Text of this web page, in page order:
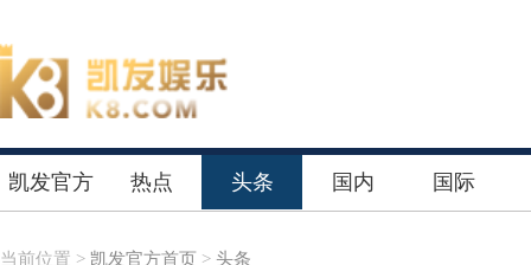
凯发官方 热点 头条 国内 国际
当前位置 > 凯发官方首页 > 头条